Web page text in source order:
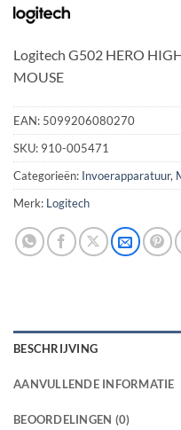
Logitech G502 HERO
MOUSE
EAN: 5099206080270
SKU: 910-005471
Categorieën: Invoerapparatuur,
Merk: Logitech
BESCHRIJVING
AANVULLENDE INFORMATIE
BEOORDELINGEN (0)